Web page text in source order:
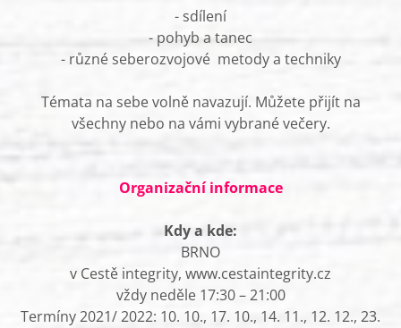
- sdílení
- pohyb a tanec
- různé seberozvojové metody a techniky
Témata na sebe volně navazují. Můžete přijít na
všechny nebo na vámi vybrané večery.
Organizační informace
Kdy a kde:
BRNO
v Cestě integrity, www.cestaintegrity.cz
vždy neděle 17:30 – 21:00
Termíny 2021/ 2022: 10. 10., 17. 10., 14. 11., 12. 12., 23.